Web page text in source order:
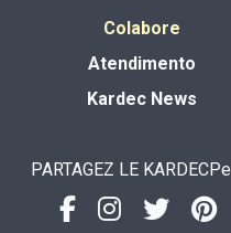
Colabore
Atendimento
Kardec News
PARTAGEZ LE